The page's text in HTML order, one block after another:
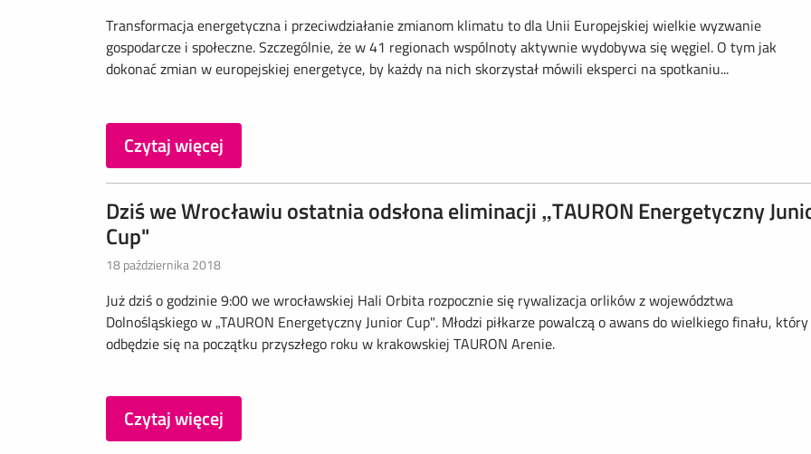
Transformacja energetyczna i przeciwdziałanie zmianom klimatu to dla Unii Europejskiej wielkie wyzwanie
gospodarcze i społeczne. Szczególnie, że w 41 regionach wspólnoty aktywnie wydobywa się węgiel. O tym jak
dokonać zmian w europejskiej energetyce, by każdy na nich skorzystał mówili eksperci na spotkaniu...
Czytaj więcej
Dziś we Wrocławiu ostatnia odsłona eliminacji „TAURON Energetyczny
Cup"
18 października 2018
Już dziś o godzinie 9:00 we wrocławskiej Hali Orbita rozpocznie się rywalizacja orlików z województwa
Dolnośląskiego w „TAURON Energetyczny Junior Cup". Młodzi piłkarze powalczą o awans do wielkiego finału, który
odbędzie się na początku przyszłego roku w krakowskiej TAURON Arenie.
Czytaj więcej